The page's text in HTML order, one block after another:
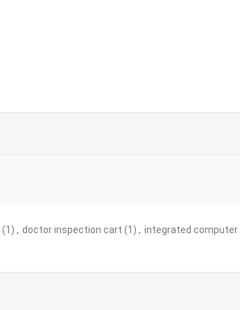
(1) , doctor inspection cart (1) , integrated